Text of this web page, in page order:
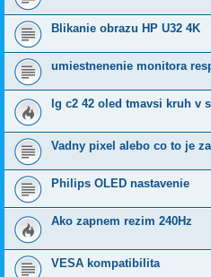
Blikanie obrazu HP U32 4K
umiestnenenie monitora
lg c2 42 oled tmavsi kruh v
Vadny pixel alebo co to je
Philips OLED nastavenie
Ako zapnem rezim 240Hz
VESA kompatibilita